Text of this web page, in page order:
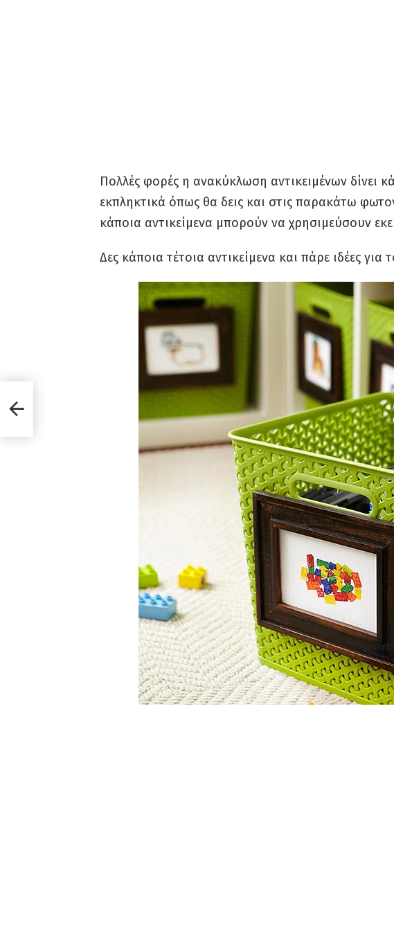
Πολλές φορές η ανακύκλωση αντικειμένων δίνει
εκπληκτικά όπως θα δεις και στις παρακάτω
κάποια αντικείμενα μπορούν να χρησιμεύσουν
Δες κάποια τέτοια αντικείμενα και πάρε ιδέες για